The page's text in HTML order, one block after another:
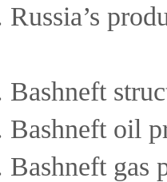
Bashneft oil
Bashneft